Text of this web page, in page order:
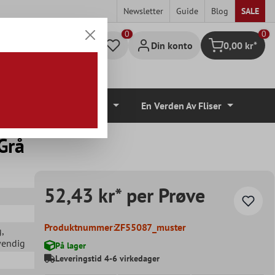
Newsletter Guide Blog SALE
Din konto Handlekurv
0
0,00 kr*
En Verden Av Fliser
,
52,43 kr* per Prøve
Produktnummer:ZF55087_muster
På lager
Leveringstid 4-6 virkedager